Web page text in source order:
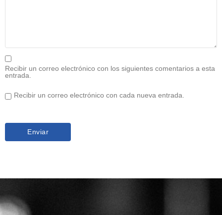
Recibir un correo electrónico con los siguientes comentarios a esta
entrada.
Recibir un correo electrónico con cada nueva entrada.